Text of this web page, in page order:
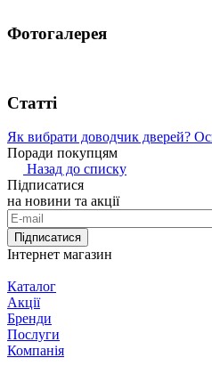
Фотогалерея
Статті
Як вибрати доводчик дверей?
Поради покупцям
Назад до списку
Підписатися
на новини та акції
Підписатися
Інтернет магазин
Каталог
Акції
Бренди
Послуги
Компанія